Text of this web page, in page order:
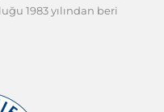
1983 yılından beri